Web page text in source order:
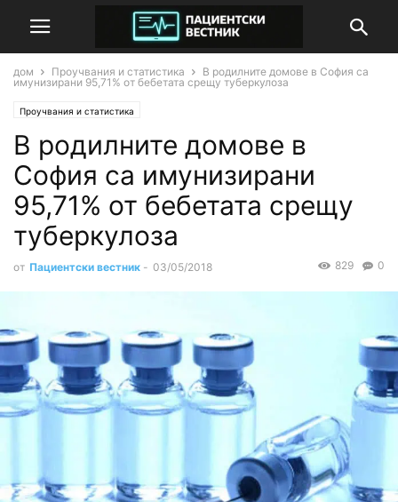
дом Проучвания и статистика
В родилните домове в София са
имунизирани 95,71% от бебетата срещу туберкулоза
Проучвания и статистика
В родилните домове в
София са имунизирани
95,71% от бебетата срещу
туберкулоза
от Пациентски вестник - 03/05/2018 0
829